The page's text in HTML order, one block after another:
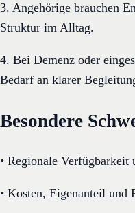
3. Angehörige brauchen
Struktur im Alltag.
4. Bei Demenz oder
Bedarf an klarer
Besondere
• Regionale
• Kosten, Eigenanteil und